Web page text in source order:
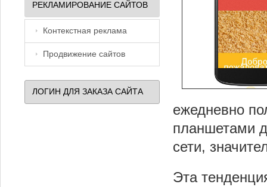
РЕКЛАМИРОВАНИЕ САЙТОВ
Контекстная реклама
Продвижение сайтов
ЛОГИН ДЛЯ ЗАКАЗА САЙТА
ежедневно
планшетами
сети,
Эта